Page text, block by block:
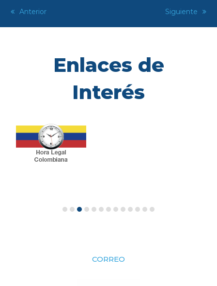
previous
Anterior
next
Siguiente
Enlaces de
Interés
CORREO